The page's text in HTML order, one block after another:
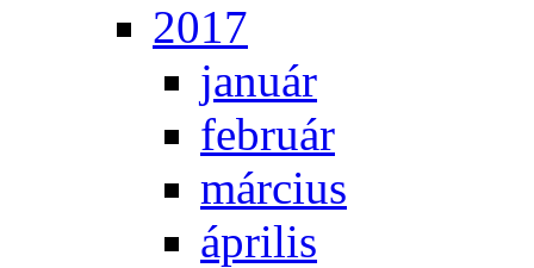
2017
ja­nu­ár
feb­ru­ár
már­ci­us
áp­ri­lis